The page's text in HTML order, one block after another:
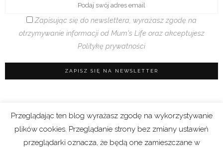
Zapisując się do newslettera, wyrażasz zgodę na
otrzymywanie informacji od Mum's Life oraz akceptujesz
Politykę prywatności
Regulamin sklepu |Polityka prywatności (RODO)
|Cookies
Przeglądając ten blog wyrażasz zgodę na wykorzystywanie
plików cookies. Przeglądanie strony bez zmiany ustawień
przeglądarki oznacza, że będą one zamieszczane w